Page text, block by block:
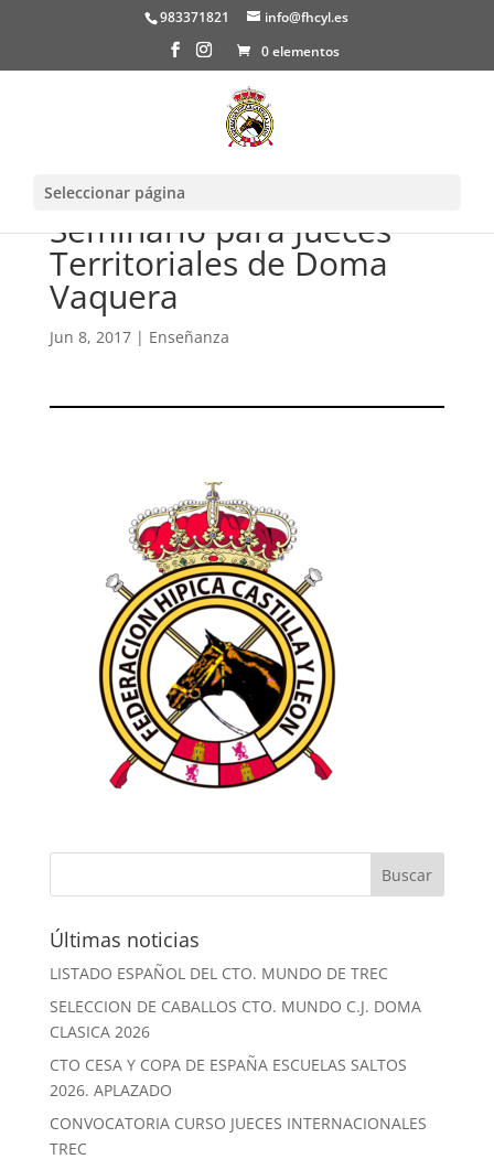
983371821
info@fhcyl.es
0 elementos
Seleccionar página
Seminario para Jueces
Territoriales de Doma
Vaquera
Jun 8, 2017| Enseñanza
Últimas noticias
LISTADO ESPAÑOL DEL CTO. MUNDO DE TREC
SELECCION DE CABALLOS CTO. MUNDO C.J. DOMA
CLASICA 2026
CTO CESA Y COPA DE ESPAÑA ESCUELAS SALTOS
2026. APLAZADO
CONVOCATORIA CURSO JUECES INTERNACIONALES
TREC